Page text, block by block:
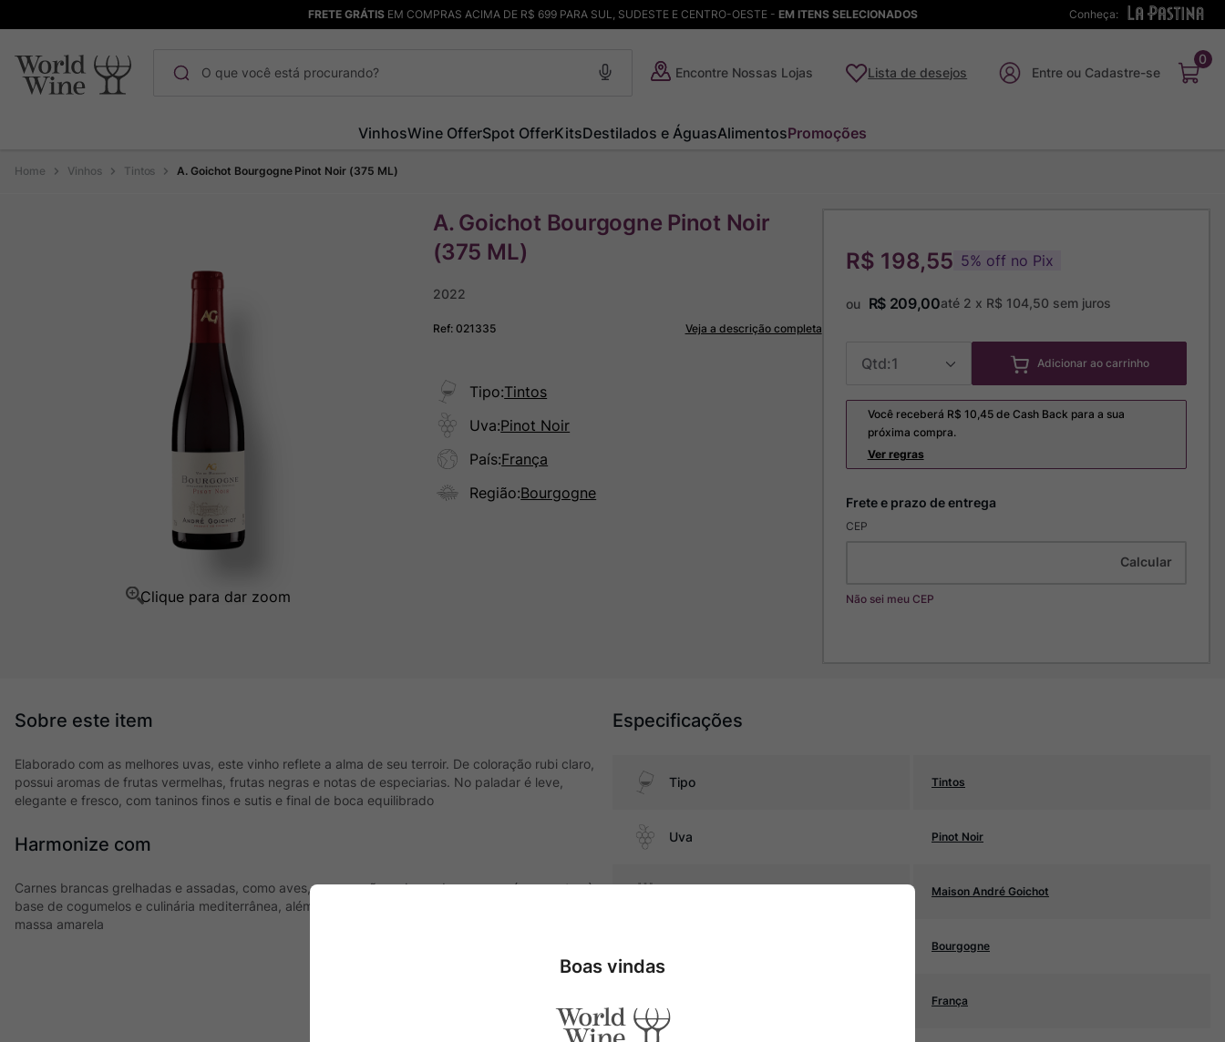
Conheça:
FRETE GRÁTISEM COMPRAS ACIMA DE R$ 699 PARA SUL, SUDESTE E CENTRO-OESTE - EM ITENS SELECIONADOS
Encontre Nossas Lojas Lista de desejos
0
VinhosWine OfferSpot OfferKitsDestilados e ÁguasAlimentosPromoções
Vinhos Tintos A. Goichot Bourgogne Pinot Noir (375 ML)
A. Goichot Bourgogne Pinot Noir
(375 ML)
2022
Ref:021335 Veja a descrição completa
Tipo:Tintos
Uva:Pinot Noir
País:França
Região:Bourgogne
R$ 198,55 5% off no Pix
ou R$ 209,00até 2 x R$ 104,50 sem juros
1 Adicionar ao carrinho
Você receberá R$ 10,45de Cash Back para a sua
próxima compra.
Ver regras
CEP
Não sei meu CEP
Elaborado com as melhores uvas, este vinho reflete a alma de seu terroir. De coloração rubi claro,
possui aromas de frutas vermelhas, frutas negras e notas de especiarias. No paladar é leve,
elegante e fresco, com taninos finos e sutis e final de boca equilibrado
Harmonize com
Carnes brancas grelhadas e assadas, como aves, preparações a base de carnes suínas, pratos à
base de cogumelos e culinária mediterrânea, além de combinar bem com embutidos e queijos de
massa amarela
Especificações
Tipo Tintos
Uva Pinot Noir
Maison André Goichot
Bourgogne
França
1º Maçanita
Champagne
Boas vindas